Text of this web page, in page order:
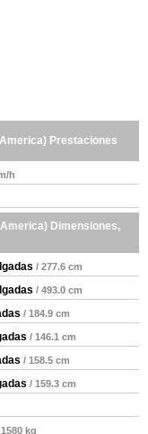
Prestaciones
h
Dimensiones,
/ 277.6 cm
/ 493.0 cm
/ 184.9 cm
/ 146.1 cm
/ 158.5 cm
/ 159.3 cm
kg